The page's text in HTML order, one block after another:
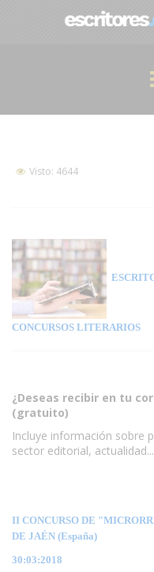
Visto: 4644
CONCURSOS LITERARIOS
¿Deseas recibir en tu
(gratuito)
Incluye información sobre
sector editorial, actualidad...
II CONCURSO DE
DE JAÉN (España)
30:03:2018